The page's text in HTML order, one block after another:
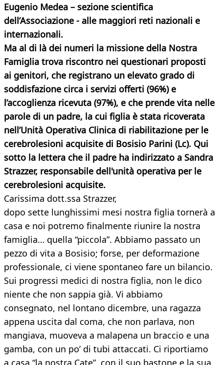
Eugenio Medea – sezione scientifica
dell’Associazione - alle maggiori reti nazionali e
internazionali.
Ma al di là dei numeri la missione della Nostra
Famiglia trova riscontro nei questionari proposti
ai genitori, che registrano un elevato grado di
soddisfazione circa i servizi offerti (96%) e
l’accoglienza ricevuta (97%), e che prende vita nelle
parole di un padre, la cui figlia è stata ricoverata
nell’Unità Operativa Clinica di riabilitazione per le
cerebrolesioni acquisite di Bosisio Parini (Lc). Qui
sotto la lettera che il padre ha indirizzato a Sandra
Strazzer, responsabile dell'unità operativa per le
cerebrolesioni acquisite.
Carissima dott.ssa Strazzer,
dopo sette lunghissimi mesi nostra figlia tornerà a
casa e noi potremo finalmente riunire la nostra
famiglia… quella “piccola”. Abbiamo passato un
pezzo di vita a Bosisio; forse, per deformazione
professionale, ci viene spontaneo fare un bilancio.
Sui progressi medici di nostra figlia, non le dico
niente che non sappia già. Vi abbiamo
consegnato, nel lontano dicembre, una ragazza
appena uscita dal coma, che non parlava, non
mangiava, muoveva a malapena un braccio e una
gamba, con un po’ di tubi attaccati. Ci riportiamo
a casa “la nostra Cate”, con il suo bastone e la sua